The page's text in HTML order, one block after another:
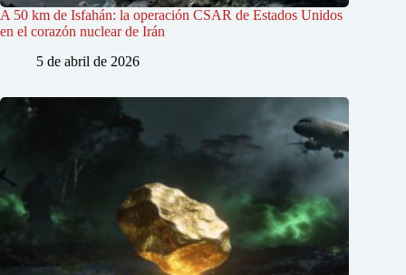
A 50 km de Isfahán: la operación CSAR de Estados Unidos
en el corazón nuclear de Irán
5 de abril de 2026